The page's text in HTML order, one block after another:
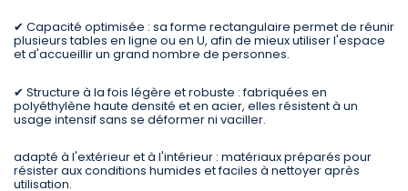
✔ Capacité optimisée : sa forme rectangulaire permet de réunir
plusieurs tables en ligne ou en U, afin de mieux utiliser l'espace
et d'accueillir un grand nombre de personnes.
✔ Structure à la fois légère et robuste : fabriquées en
polyéthylène haute densité et en acier, elles résistent à un
usage intensif sans se déformer ni vaciller.
adapté à l'extérieur et à l'intérieur : matériaux préparés pour
résister aux conditions humides et faciles à nettoyer après
utilisation.